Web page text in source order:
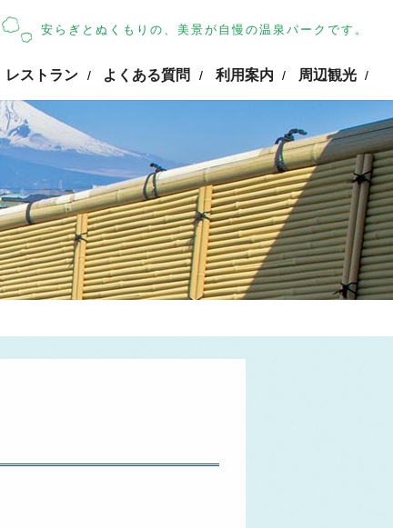
安らぎとぬくもりの、美景が自慢の温泉パークです。
レストラン / よくある質問 / 利用案内 / 周辺観光 /